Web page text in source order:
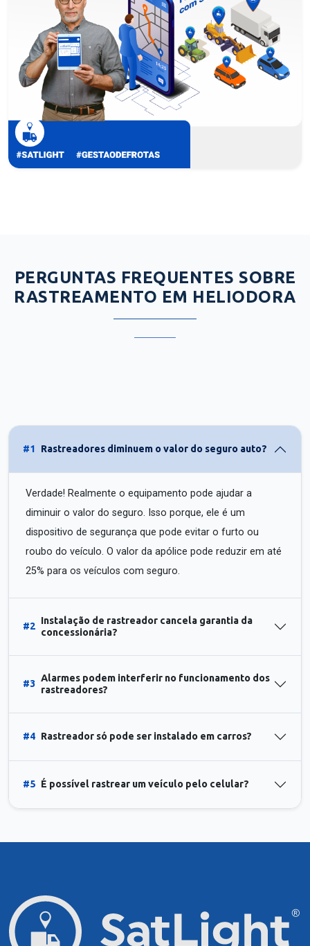
PERGUNTAS FREQUENTES SOBRE
RASTREAMENTO EM HELIODORA
#1 Rastreadores diminuem o valor do seguro auto?
Verdade! Realmente o equipamento pode ajudar a
diminuir o valor do seguro. Isso porque, ele é um
dispositivo de segurança que pode evitar o furto ou
roubo do veículo. O valor da apólice pode reduzir em até
25% para os veículos com seguro.
#2
Instalação de rastreador cancela garantia da
concessionária?
#3
Alarmes podem interferir no funcionamento dos
rastreadores?
#4 Rastreador só pode ser instalado em carros?
#5 É possível rastrear um veículo pelo celular?